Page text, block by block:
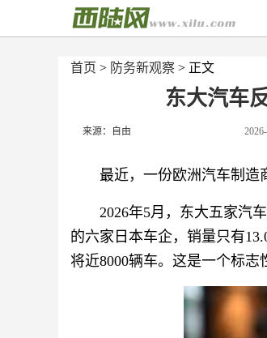
首页 > 防务新观察 > 正文
东大汽车
来源：自由
最近，一份欧洲汽车制造
2026年5月，东大五家汽
的六家日本车企，销量只有
将近8000辆车。这是一个标